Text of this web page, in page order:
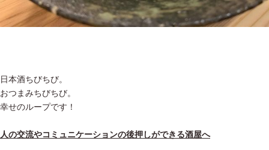
日本酒ちびちび。
おつまみちびちび。
幸せのループです！
人の交流やコミュニケーションの後押しができる酒屋へ